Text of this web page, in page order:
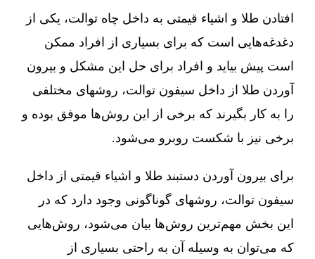
افتادن طلا و اشیاء قیمتی به داخل چاه توالت، یکی از
دغدغه‌هایی است که برای بسیاری از افراد ممکن
است پیش بیاید و افراد برای حل این مشکل و بیرون
آوردن طلا از داخل سیفون توالت، روشهای مختلفی
را به کار بگیرند که برخی از این روش‌ها موفق بوده و
برخی نیز با شکست روبرو می‌شود.
برای بیرون آوردن دستبند طلا و اشیاء قیمتی از داخل
سیفون توالت، روشهای گوناگونی وجود دارد که در
این بخش مهم‌ترین روش‌ها بیان می‌شود، روش‌هایی
که می‌توان به وسیله آن به راحتی بسیاری از